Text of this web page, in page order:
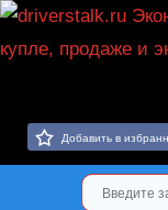
Добавить в